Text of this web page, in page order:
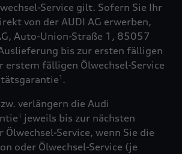
Service gilt. Sofern Sie Ihr
von der AUDI AG erwerben,
Auto-Union-Straße 1, 85057
bis zur ersten fälligen
erstem fälligen Ölwechsel-Service
1 .
verlängern die Audi
1
jeweils bis zur nächsten
Ölwechsel-Service, wenn Sie die
oder Ölwechsel-Service (je